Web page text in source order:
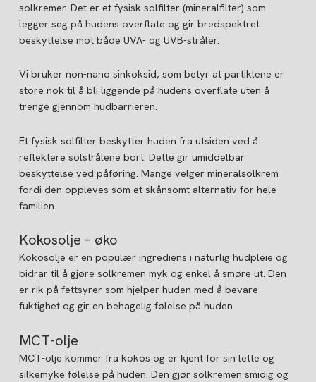
solkremer. Det er et fysisk solfilter (mineralfilter) som
legger seg på hudens overflate og gir bredspektret
beskyttelse mot både UVA- og UVB-stråler.
Vi bruker non-nano sinkoksid, som betyr at partiklene er
store nok til å bli liggende på hudens overflate uten å
trenge gjennom hudbarrieren.
Et fysisk solfilter beskytter huden fra utsiden ved å
reflektere solstrålene bort. Dette gir umiddelbar
beskyttelse ved påføring. Mange velger mineralsolkrem
fordi den oppleves som et skånsomt alternativ for hele
familien.
Kokosolje – øko
Kokosolje er en populær ingrediens i naturlig hudpleie og
bidrar til å gjøre solkremen myk og enkel å smøre ut. Den
er rik på fettsyrer som hjelper huden med å bevare
fuktighet og gir en behagelig følelse på huden.
MCT-olje
MCT-olje kommer fra kokos og er kjent for sin lette og
silkemyke følelse på huden. Den gjør solkremen smidig og